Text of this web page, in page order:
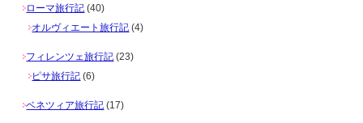
ローマ旅行記 (40)
オルヴィエート旅行記 (4)
フィレンツェ旅行記 (23)
ピサ旅行記 (6)
ベネツィア旅行記 (17)